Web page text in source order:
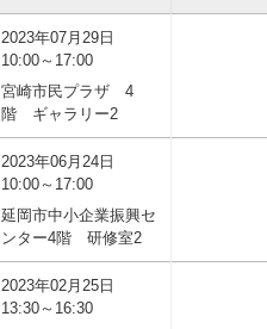
2023年07月29日
10:00～17:00
宮崎市民プラザ 4
階 ギャラリー2
2023年06月24日
10:00～17:00
延岡市中小企業振興セ
ンター4階 研修室2
2023年02月25日
13:30～16:30